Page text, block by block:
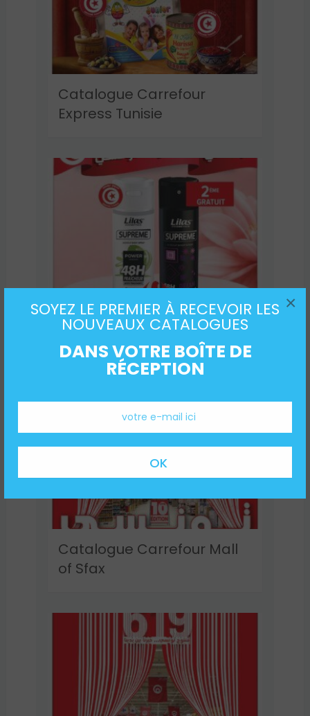
SOYEZ LE PREMIER À RECEVOIR LES
NOUVEAUX CATALOGUES
DANS VOTRE BOÎTE DE
RÉCEPTION
×
Catalogue Carrefour
Express Tunisie
Catalogue Carrefour
Market Tunisie
Catalogue Carrefour Mall
of Sfax